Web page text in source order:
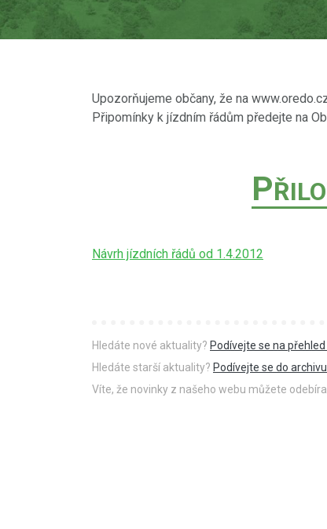
Upozorňujeme občany, že na
Připomínky k jízdním řádům předejte na
P
Návrh jízdních řádů od 1.4.2012
Hledáte nové aktuality? Podívejte se na
Hledáte starší aktuality? Podívejte se do
Víte, že novinky z našeho webu můžete